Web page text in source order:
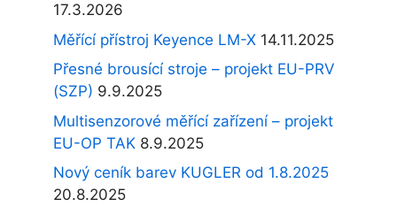
17.3.2026
Měřící přístroj Keyence LM-X 14.11.2025
Přesné brousící stroje – projekt EU-PRV
(SZP) 9.9.2025
Multisenzorové měřící zařízení – projekt
EU-OP TAK 8.9.2025
Nový ceník barev KUGLER od 1.8.2025
20.8.2025